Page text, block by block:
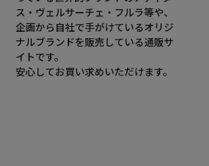
ス・ヴェルサーチェ・フルラ等や、
企画から自社で手がけているオリジ
ナルブランドを販売している通販サ
イトです。
安心してお買い求めいただけます。